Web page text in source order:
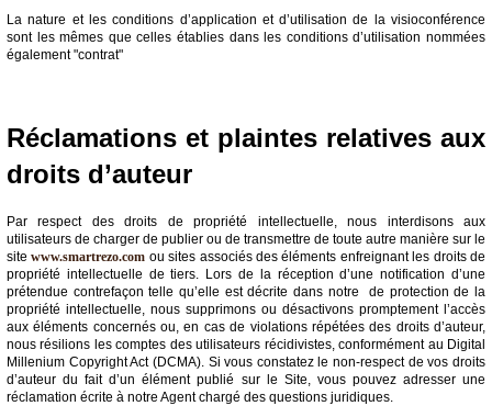
La nature et les conditions d’application et d’utilisation de la visioconférence
sont les mêmes que celles établies dans les conditions d’utilisation nommées
également "contrat"
Réclamations et plaintes relatives aux
droits d’auteur
Par respect des droits de propriété intellectuelle, nous interdisons aux
utilisateurs de charger de publier ou de transmettre de toute autre manière sur le
sitewww.smartrezo.com ou sites associés des éléments enfreignant les droits de
propriété intellectuelle de tiers. Lors de la réception d’une notification d’une
prétendue contrefaçon telle qu’elle est décrite dans notre de protection de la
propriété intellectuelle, nous supprimons ou désactivons promptement l’accès
aux éléments concernés ou, en cas de violations répétées des droits d’auteur,
nous résilions les comptes des utilisateurs récidivistes, conformément au Digital
Millenium Copyright Act (DCMA). Si vous constatez le non-respect de vos droits
d’auteur du fait d’un élément publié sur le Site, vous pouvez adresser une
réclamation écrite à notre Agent chargé des questions juridiques.